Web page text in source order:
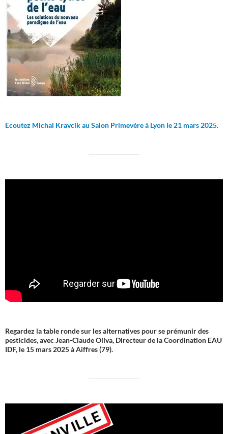
Ecoutez Michal Kravcik au Salon Primevère à Lyon le 21 mars 2025.
Regardez la table ronde sur les alternatives pour se prémunir des
pesticides, avec Jean-Claude Oliva, Directeur de la Coordination EAU
IDF, le 15 mars 2025 à Aiffres (79).